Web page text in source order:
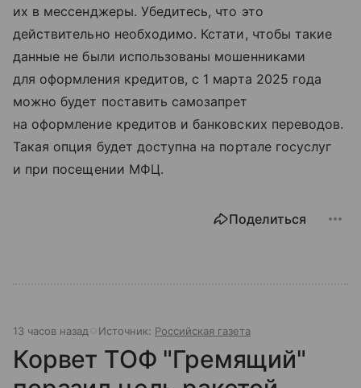
их в мессенджеры. Убедитесь, что это
действительно необходимо. Кстати, чтобы такие
данные не были использованы мошенниками
для оформления кредитов, с 1 марта 2025 года
можно будет поставить самозапрет
на оформление кредитов и банковских переводов.
Такая опция будет доступна на портале госуслуг
и при посещении МФЦ.
Поделиться
13 часов назад Источник: Российская газета
Корвет ТОФ "Гремящий"